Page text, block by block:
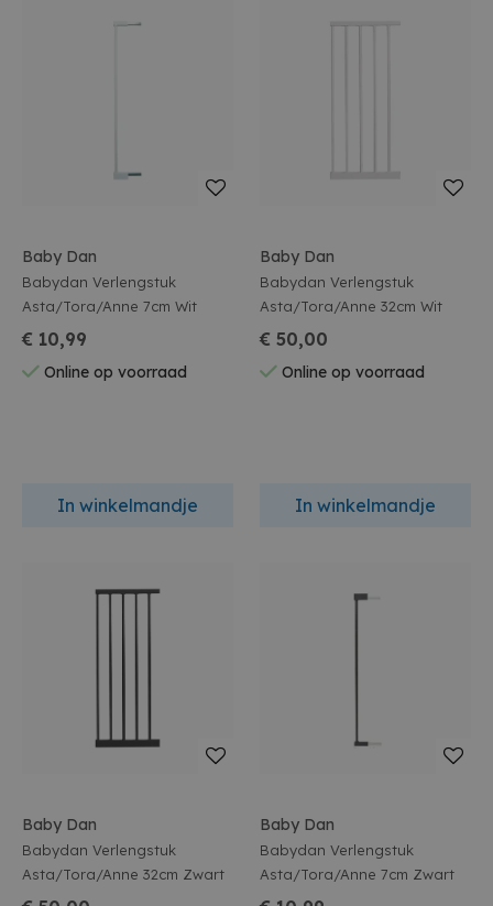
Baby Dan
Babydan Verlengstuk
Asta/Tora/Anne 7cm Wit
€ 10,99
Online op voorraad
In winkelmandje
Baby Dan
Babydan Verlengstuk
Asta/Tora/Anne 32cm Wit
€ 50,00
Online op voorraad
In winkelmandje
Baby Dan
Babydan Verlengstuk
Asta/Tora/Anne 32cm Zwart
Baby Dan
Babydan Verlengstuk
Asta/Tora/Anne 7cm Zwart